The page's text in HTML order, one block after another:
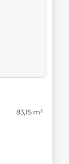
83,15 m²